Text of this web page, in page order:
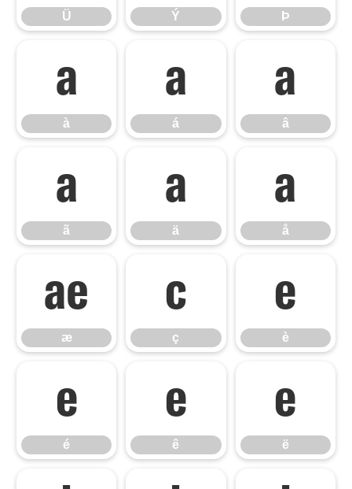
Ü Ý Þ
à
à
á
á
â
â
ã
ã
ä
ä
å
å
æ
æ
ç
ç
è
è
é
é
ê
ê
ë
ë